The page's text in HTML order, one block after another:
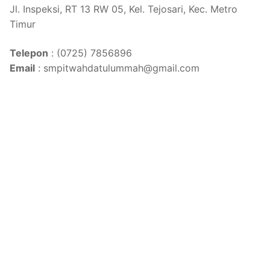
Jl. Inspeksi, RT 13 RW 05, Kel. Tejosari, Kec. Metro
Timur
Telepon : (0725) 7856896
Email : smpitwahdatulummah@gmail.com